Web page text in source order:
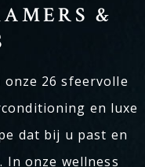
&
26 sfeervolle
en luxe
dat bij u past en
In onze wellness